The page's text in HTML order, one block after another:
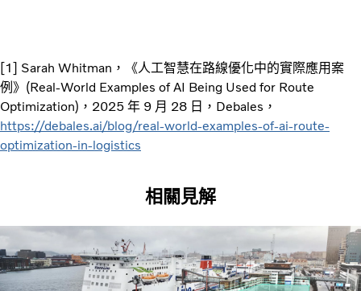
[1] Sarah Whitman，《人工智慧在路線優化中的實際應用案
例》(Real-World Examples of AI Being Used for Route
Optimization)，2025 年 9 月 28 日，Debales，
https://debales.ai/blog/real-world-examples-of-ai-route-
optimization-in-logistics
相關見解